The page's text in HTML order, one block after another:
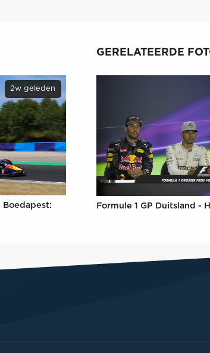
2w geleden
Boedapest:
GERELATEERDE
Formule 1 GP Duitsland -